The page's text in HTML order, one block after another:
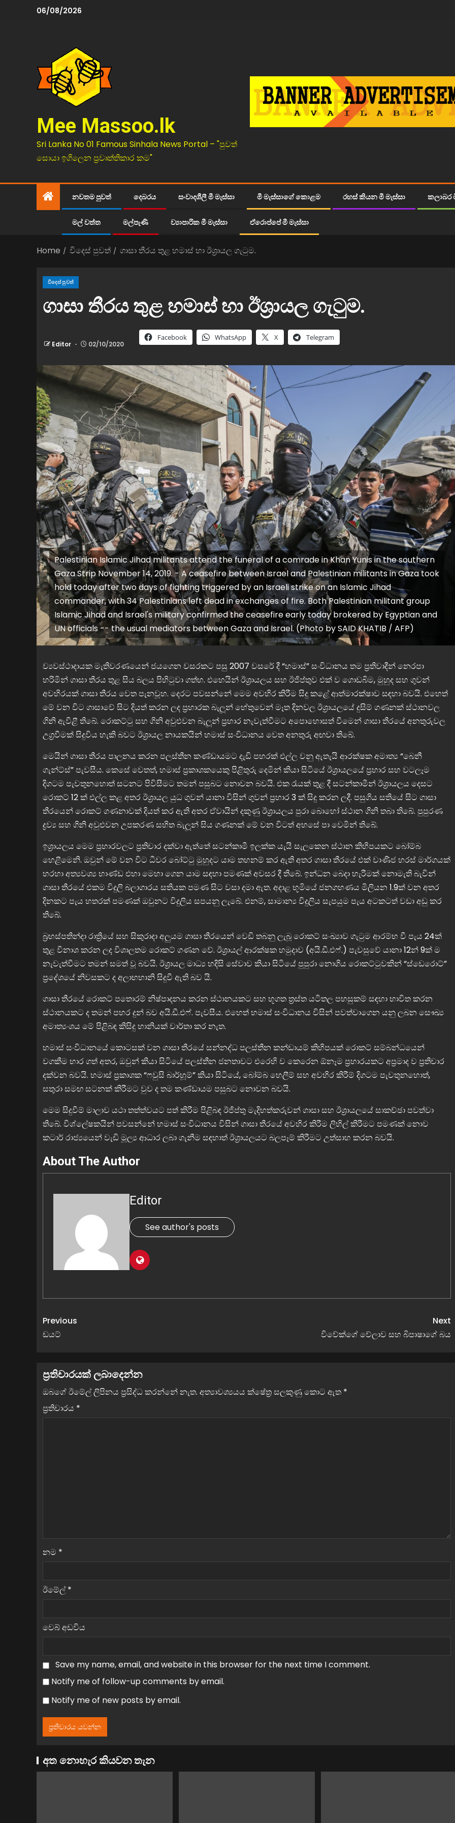
06/08/2026
Mee Massoo.lk
Sri Lanka No 01 Famous Sinhala News Portal – "පුවත්
සොයා ඉගිලෙන ප්‍රවෘත්තිකාර කම"
නවතම පුවත් දෙබරය සංවාදශීලී මී මැස්සා මී මැස්සාගේ කොළම රහස් කියන මී මැස්සා කලාබර
මල් වත්ත මල්පැණි ව්‍යාපාරික මී මැස්සා ඒරොප්පේ මී මැස්සා
Home විදෙස් පුවත් ගාසා තීරය තුළ හමාස් හා ඊශ්‍රායල ගැටුම.
විදෙස් පුවත්
ගාසා තීරය තුළ හමාස් හා ඊශ්‍රායල ගැටුම.
Editor 02/10/2020
Facebook WhatsApp X Telegram
Palestinian Islamic Jihad militants attend the funeral of a comrade in Khan Yunis in the southern
Gaza Strip November 14, 2019. - A ceasefire between Israel and Palestinian militants in Gaza took
hold today after two days of fighting triggered by an Israeli strike on an Islamic Jihad
commander, with 34 Palestinians left dead in exchanges of fire. Both Palestinian militant group
Islamic Jihad and Israel's military confirmed the ceasefire early today brokered by Egyptian and
UN officials -- the usual mediators between Gaza and Israel. (Photo by SAID KHATIB / AFP)
ව්‍යවස්ථාදායක මැතිවරණයෙන් ජයගෙන වසරකට පසු 2007 වසරේ දී “හමාස්” සංවිධානය තම ප්‍රතිවාදීන් නෙරපා
හරිමින් ගාසා තීරය තුළ සිය බලය පිහිටුවා ගත්හ. එහෙයින් ඊශ්‍රායලය සහ ඊජිප්තුව එක් ව ගොඩබිම, මුහුද සහ ගුවන්
අවහිරයක් ගාසා තීරය වෙත පැනවූහ. දෙරට පවසන්නේ මෙම අවහිර කිරීම සිදු කළේ ආත්මාරක්ෂාව සඳහා බවයි. එහෙත්
මේ වන විට ගාසාවේ සිට දියත් කරන ලද ප්‍රහාරක බැලූන් හේතුවෙන් මෑත දිනවල ඊශ්‍රායලයේ දුසිම් ගණනක් ස්ථානවල
ගිනි ඇවිළී තිබේ. රොකට්ටු සහ ගිනි අවුළුවන බැලූන් ප්‍රහාර නැවැත්වීමට අපොහොසත් වීමෙන් ගාසා තීරයේ අනතුරුවල
උග්‍රවීමක් සිදුවිය හැකි බවට ඊශ්‍රායල නායකයින් හමාස් සංවිධානය වෙත අනතුරු අඟවා තිබේ.
මෙයින් ගාසා තීරය පාලනය කරන පලස්තීන කණ්ඩායමට දැඩි පහරක් එල්ල වනු ඇතැයි ආරක්ෂක අමාත්‍ය “බෙනී
ගැන්ට්ස්” පැවසීය. කෙසේ වෙතත්, හමාස් ප්‍රකාශකයෙකු පිළිතුරු දෙමින් කියා සිටියේ ඊශ්‍රායලයේ ප්‍රහාර සහ වටලෑම
දිගටම පැවතුනහොත් සටනට පිවිසීමට තමන් පසුබට නොවන බවයි. එක රැයක් තුළ දී සටන්කාමීන් ඊශ්‍රායලය දෙසට
රොකට් 12 ක් එල්ල කළ අතර ඊශ්‍රායල යුධ ගුවන් යානා විසින් ගුවන් ප්‍රහාර 3 ක් සිදු කරන ලදී. පසුගිය සතියේ සිට ගාසා
තීරයෙන් රොකට් ගණනාවක් දියත් කර ඇති අතර ඒවායින් දකුණු ඊශ්‍රායලය පුරා බොහෝ ස්ථාන ගිනි තබා තිබේ. පුපුරණ
ද්‍රව්‍ය සහ ගිනි අවුළුවන උපකරණ සහිත බැලූන් සිය ගණනක් මේ වන විටත් අහසේ පා වෙමින් තිබේ.
ඉශ්‍රායලය මෙම ප්‍රහාරවලට ප්‍රතිචාර දක්වා ඇත්තේ සටන්කාමී ඉලක්ක යැයි සැලකෙන ස්ථාන කිහිපයකට බෝම්බ
හෙළීමෙනි. ඔවුන් මේ වන විට ධීවර බෝට්ටු මුහුදට යාම තහනම් කර ඇති අතර ගාසා තීරයේ එක් වාණිජ හරස් මාර්ගයක්
හරහා අත්‍යවශ්‍ය භාණ්ඩ එහා මෙහා ගෙන යාම සඳහා පමණක් අවසර දී තිබේ. ඉන්ධන බෙදා හැරීමක් නොමැති බැවින්
ගාසා තීරයේ එකම විදුලි බලාගාරය සතියක පමණ සිට වසා දමා ඇත. අදාළ භූමියේ ජනගහණය මිලියන 1.9ක් වන අතර
දිනකට පැය හතරක් පමණක් ඔවුනට විදුලිය සපයනු ලැබේ. එනම්, සාමාන්‍ය විදුලිය සැපයුම පැය අටකටත් වඩා අඩු කර
තිබේ.
බ්‍රහස්පතින්දා රාත්‍රියේ සහ සිකුරාදා අලුයම ගාසා තීරයෙන් වෙඩි තබනු ලැබූ රොකට් සංඛ්‍යාව ගැටුම ආරම්භ වී පැය 24ක්
තුළ විනාශ කරන ලද විශාලතම රොකට් ගණන වේ. ඊශ්‍රායල් ආරක්ෂක හමුදාව (අයි.ඩී.එෆ්.) පැවසුවේ යානා 12න් 9ක් ම
නැවැත්වීමට තමන් සමත් වූ බවයි. ඊශ්‍රායල මාධ්‍ය හදිසි සේවාව කියා සිටියේ පුපුරා නොගිය රොකට්ටුවකින් “ස්ඩෙරොට්”
ප්‍රදේශයේ නිවසකට ද අලාභහානි සිදුවී ඇති බව යි.
ගාසා තීරයේ රොකට් පතොරම් නිෂ්පාදනය කරන ස්ථානයකට සහ භූගත ත්‍රස්ත යටිතල පහසුකම් සඳහා භාවිත කරන
ස්ථානයකට ද තමන් පහර දුන් බව අයි.ඩී.එෆ්. පැවසීය. එහෙත් හමාස් සංවිධානය විසින් පවත්වාගෙන යනු ලබන සෞඛ්‍ය
අමාත්‍යංශය මේ පිළිබඳ කිසිදු හානියක් වාර්තා කර නැත.
හමාස් සංවිධානයේ කොටසක් වන ගාසා තීරයේ සන්නද්ධ පලස්තීන කන්ඩායම් කිහිපයක් රොකට් සම්බන්ධයෙන්
වගකීම භාර ගත් අතර, ඔවුන් කියා සිටියේ පලස්තීන ජනතාවට එරෙහි ව කෙරෙන ඕනෑම ප්‍රහාරයකට අප්‍රමාද ව ප්‍රතිචාර
දක්වන බවයි. හමාස් ප්‍රකාශක “ෆවුසි බාර්හූම්” කියා සිටියේ, බෝම්බ හෙලීම් සහ අවහිර කිරීම් දිගටම පැවතුනහොත්,
සතුරා සමඟ සටනක් කිරීමට වුව ද තම කණ්ඩායම පසුබට නොවන බවයි.
මෙම සිදුවීම් මාලාව යථා තත්ත්වයට පත් කිරීම පිළිබඳ ඊජිප්තු මැදිහත්කරුවන් ගාසා සහ ඊශ්‍රායලයේ සාකච්ඡා පවත්වා
තිබේ. විශ්ලේෂකයින් පවසන්නේ හමාස් සංවිධානය විසින් ගාසා තීරයේ අවහිර කිරීම ලිහිල් කිරීමට පමණක් නොව
කටාර් රාජ්‍යයෙන් වැඩි මූල්‍ය ආධාර ලබා ගැනීම සඳහාත් ඊශ්‍රායලයට බලපෑම් කිරීමට උත්සාහ කරන බවයි.
About The Author
Editor
See author's posts
Previous
ඩයට්
Next
විවේක්ගේ වේලාව සහ බිපාෂාගේ බය
ප්‍රතිචාරයක් ලබාදෙන්න
ඔබගේ ඊමේල් ලිපිනය ප්‍රසිද්ධ කරන්නේ නැත. අත්‍යාවශ්‍යයය ක්ෂේත්‍ර සලකුණු කොට ඇත *
ප්‍රතිචාරය *
නම *
ඊමේල් *
වෙබ් අඩවිය
Save my name, email, and website in this browser for the next time I comment.
Notify me of follow-up comments by email.
Notify me of new posts by email.
අත නොහැර කියවන තැන
උදෑසන පණගැන්වී නැහැ
නවතම පුවත්
පොලිසිය මාධ්‍යවේදියාගෙන් සමාව ගනී..
නවතම පුවත්
ගාල්ල මහ නගර සභාවේ උණුසුම් තත්ත්වයක්
: ෆිච් රේටින් ලංකාව
වාර්තා කරයි
ව්‍යාපාර
කිරිසප්පයින්ට අහිතකර සබන් විකුණූ සමාගම
වරද පිළිගනී – ජනතාවට ප්‍රවේශම් වන්නැයි දැනුම්
දීමක්
කොළඹ විශ්වවිද්‍යාලය සම්ප්‍රදායික රාමුවෙන්
එළියට පනී – විද්‍යාත්මක පර්යේෂණ වලට
අපමණ අගයක් සොයයි